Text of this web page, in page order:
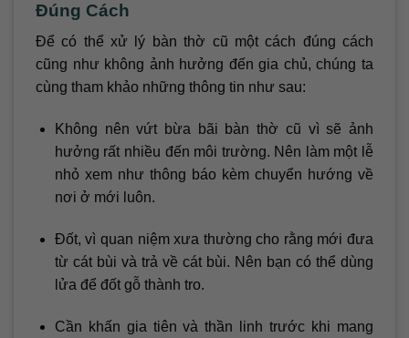
Đúng Cách
Để có thể xử lý bàn thờ cũ một cách đúng cách
cũng như không ảnh hưởng đến gia chủ, chúng ta
cùng tham khảo những thông tin như sau:
Không nên vứt bừa bãi bàn thờ cũ vì sẽ ảnh
hưởng rất nhiều đến môi trường. Nên làm một lễ
nhỏ xem như thông báo kèm chuyển hướng về
nơi ở mới luôn.
Đốt, vì quan niệm xưa thường cho rằng mới đưa
từ cát bùi và trả về cát bùi. Nên bạn có thể dùng
lửa để đốt gỗ thành tro.
Cần khấn gia tiên và thần linh trước khi mang